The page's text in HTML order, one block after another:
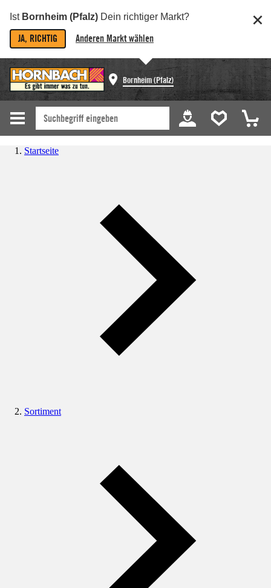
Ist Bornheim (Pfalz) Dein richtiger Markt?
JA, RICHTIG Anderen Markt wählen
Bornheim (Pfalz)
Startseite
Sortiment